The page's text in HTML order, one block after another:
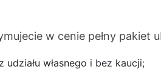
w cenie pełny pakiet
udziału własnego i bez kaucji;